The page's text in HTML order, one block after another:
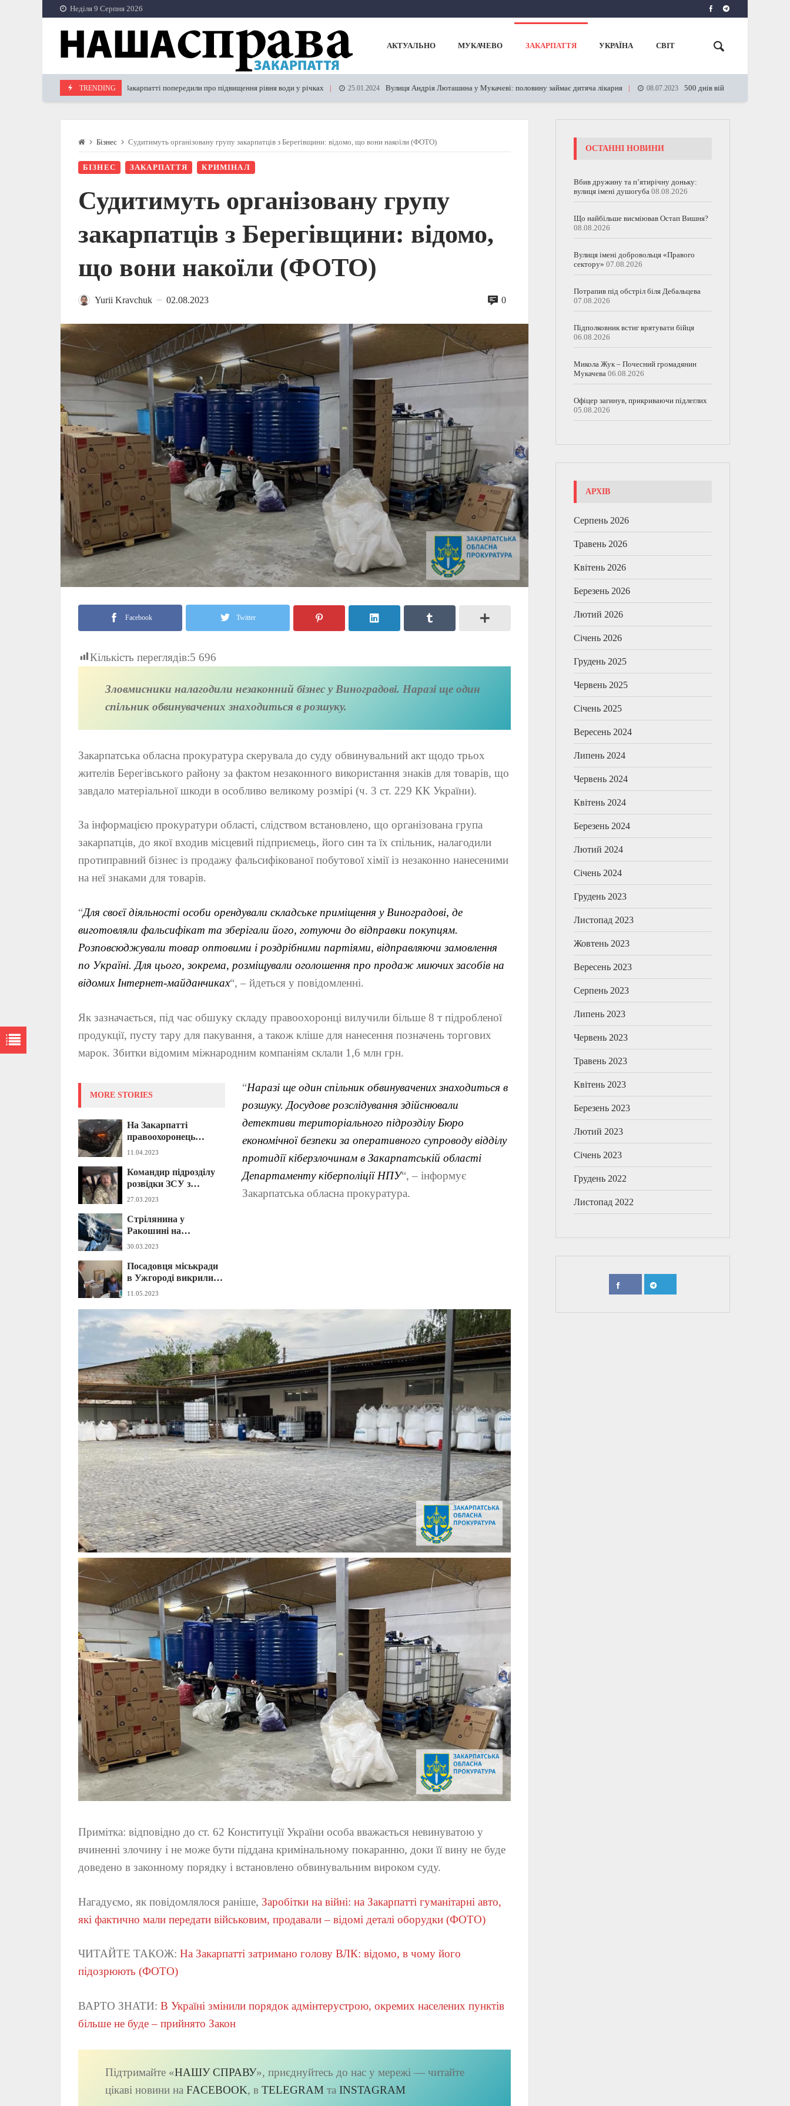
Skip
to
content
Неділя 9 Серпня 2026
АКТУАЛЬНО МУКАЧЕВО ЗАКАРПАТТЯ УКРАЇНА СВІТ
TRENDING
02.01.2024 На Закарпатті попередили про підвищення рівня води у річках 25.01.2024 Вулиця Андрія Люташина у Мукачеві: половину займає дитяча лікарня 08.07.2023 500 днів війни: названо кількість
Бізнес Судитимуть організовану групу закарпатців з Берегівщини: відомо, що вони накоїли (ФОТО)
БІЗНЕС ЗАКАРПАТТЯ КРИМІНАЛ
Судитимуть організовану групу
закарпатців з Берегівщини: відомо,
що вони накоїли (ФОТО)
Yurii Kravchuk — 02.08.2023 0
Facebook Twitter
Кількість переглядів:5 696
Зловмисники налагодили незаконний бізнес у Виноградові. Наразі ще один
спільник обвинувачених знаходиться в розшуку.
Закарпатська обласна прокуратура скерувала до суду обвинувальний акт щодо трьох
жителів Берегівського району за фактом незаконного використання знаків для товарів, що
завдало матеріальної шкоди в особливо великому розмірі (ч. 3 ст. 229 КК України).
За інформацією прокуратури області, слідством встановлено, що організована група
закарпатців, до якої входив місцевий підприємець, його син та їх спільник, налагодили
протиправний бізнес із продажу фальсифікованої побутової хімії із незаконно нанесеними
на неї знаками для товарів.
“Для своєї діяльності особи орендували складське приміщення у Виноградові, де
виготовляли фальсифікат та зберігали його, готуючи до відправки покупцям.
Розповсюджували товар оптовими і роздрібними партіями, відправляючи замовлення
по Україні. Для цього, зокрема, розміщували оголошення про продаж миючих засобів на
відомих Інтернет-майданчиках“, – йдеться у повідомленні.
Як зазначається, під час обшуку складу правоохоронці вилучили більше 8 т підробленої
продукції, пусту тару для пакування, а також кліше для нанесення позначень торгових
марок. Збитки відомим міжнародним компаніям склали 1,6 млн грн.
MORE STORIES
На Закарпатті
правоохоронець
насмерть збив дитину:
(ФОТО)
11.04.2023
Командир підрозділу
розвідки ЗСУ з
передової звернувся до
школярки на
Закарпатті й не тільки
(ВІДЕО 18+)
27.03.2023
Стрілянина у
Ракошині на
Мукачівщині: відомо,
поліції
30.03.2023
Посадовця міськради
в Ужгороді викрили
на службовому
деталі злочину
11.05.2023
“Наразі ще один спільник обвинувачених знаходиться в
розшуку. Досудове розслідування здійснювали
детективи територіального підрозділу Бюро
економічної безпеки за оперативного супроводу відділу
протидії кіберзлочинам в Закарпатській області
Департаменту кіберполіції НПУ“, – інформує
Закарпатська обласна прокуратура.
Примітка: відповідно до ст. 62 Конституції України особа вважається невинуватою у
вчиненні злочину і не може бути піддана кримінальному покаранню, доки її вину не буде
доведено в законному порядку і встановлено обвинувальним вироком суду.
Нагадуємо, як повідомлялося раніше, Заробітки на війні: на Закарпатті гуманітарні авто,
які фактично мали передати військовим, продавали – відомі деталі оборудки (ФОТО)
ЧИТАЙТЕ ТАКОЖ: На Закарпатті затримано голову ВЛК: відомо, в чому його
підозрюють (ФОТО)
ВАРТО ЗНАТИ: В Україні змінили порядок адмінтерустрою, окремих населених пунктів
більше не буде – прийнято Закон
Підтримайте «НАШУ СПРАВУ», приєднуйтесь до нас у мережі — читайте
цікаві новини на FACEBOOK, в TELEGRAMта ІNSTAGRAM
ОСТАННІ НОВИНИ
Вбив дружину та п’ятирічну доньку:
вулиця імені душогуба 08.08.2026
Що найбільше висміював Остап Вишня?
08.08.2026
Вулиця імені добровольця «Правого
сектору» 07.08.2026
Потрапив під обстріл біля Дебальцева
07.08.2026
Підполковник встиг врятувати бійця
06.08.2026
Микола Жук – Почесний громадянин
Мукачева 06.08.2026
Офіцер загинув, прикриваючи підлеглих
05.08.2026
АРХІВ
Серпень 2026
Травень 2026
Квітень 2026
Березень 2026
Лютий 2026
Січень 2026
Грудень 2025
Червень 2025
Січень 2025
Вересень 2024
Липень 2024
Червень 2024
Квітень 2024
Березень 2024
Лютий 2024
Січень 2024
Грудень 2023
Листопад 2023
Жовтень 2023
Вересень 2023
Серпень 2023
Липень 2023
Червень 2023
Травень 2023
Квітень 2023
Березень 2023
Лютий 2023
Січень 2023
Грудень 2022
Листопад 2022